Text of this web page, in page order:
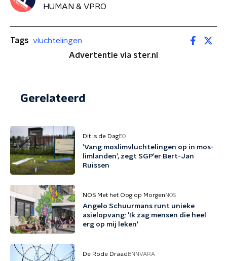
HUMAN & VPRO
Tags vluchtelingen
Advertentie via ster.nl
Gerelateerd
Dit is de DagEO
'Vang mos­lim­vluch­te­lin­gen op in mos­
lim­lan­den', zegt SGP'er Bert-Jan
Ruissen
NOS Met het Oog op Morgen NOS
Angelo Schuurmans runt unieke
asielopvang: 'Ik zag mensen die heel
erg op mij leken'
De Rode Draad BNNVARA